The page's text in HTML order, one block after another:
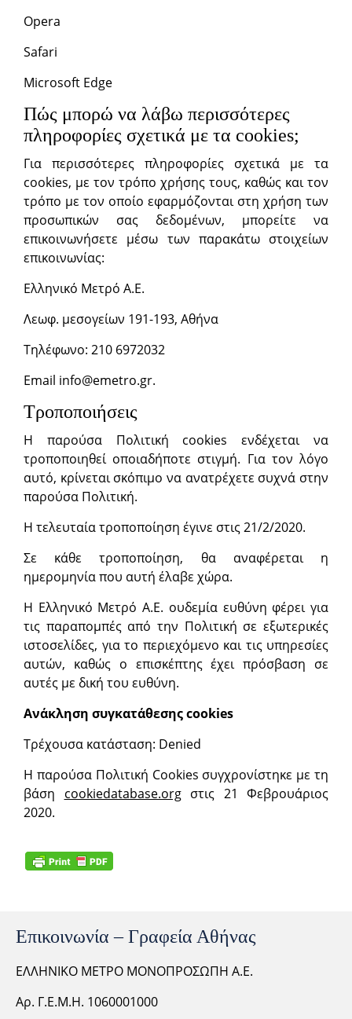
Opera
Safari
Microsoft Edge
Πώς μπορώ να λάβω περισσότερες
πληροφορίες σχετικά με τα cookies;
Για περισσότερες πληροφορίες σχετικά με τα
cookies, με τον τρόπο χρήσης τους, καθώς και τον
τρόπο με τον οποίο εφαρμόζονται στη χρήση των
προσωπικών σας δεδομένων, μπορείτε να
επικοινωνήσετε μέσω των παρακάτω στοιχείων
επικοινωνίας:
Ελληνικό Μετρό Α.Ε.
Λεωφ. μεσογείων 191-193, Αθήνα
Τηλέφωνο: 210 6972032
Email info@emetro.gr.
Τροποποιήσεις
Η παρούσα Πολιτική cookies ενδέχεται να
τροποποιηθεί οποιαδήποτε στιγμή. Για τον λόγο
αυτό, κρίνεται σκόπιμο να ανατρέχετε συχνά στην
παρούσα Πολιτική.
Η τελευταία τροποποίηση έγινε στις 21/2/2020.
Σε κάθε τροποποίηση, θα αναφέρεται η
ημερομηνία που αυτή έλαβε χώρα.
Η Ελληνικό Μετρό Α.Ε. ουδεμία ευθύνη φέρει για
τις παραπομπές από την Πολιτική σε εξωτερικές
ιστοσελίδες, για το περιεχόμενο και τις υπηρεσίες
αυτών, καθώς ο επισκέπτης έχει πρόσβαση σε
αυτές με δική του ευθύνη.
Ανάκληση συγκατάθεσηςcookies
Τρέχουσα κατάσταση: Denied
Η παρούσα Πολιτική Cookies συγχρονίστηκε με τη
βάση cookiedatabase.orgστις 21 Φεβρουάριος
2020.
Επικοινωνία – Γραφεία Αθήνας
ΕΛΛΗΝΙΚΟ ΜΕΤΡΟ ΜΟΝΟΠΡΟΣΩΠΗ Α.Ε.
Αρ. Γ.Ε.Μ.Η. 1060001000